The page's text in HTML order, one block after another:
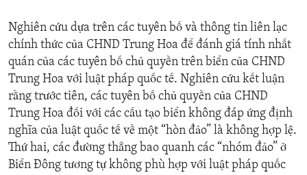
Nghiên cứu dựa trên các tuyên bố và thông tin liên lạc
chính thức của CHND Trung Hoa để đánh giá tính nhất
quán của các tuyên bố chủ quyền trên biển của CHND
Trung Hoa với luật pháp quốc tế. Nghiên cứu kết luận
rằng trước tiên, các tuyên bố chủ quyền của CHND
Trung Hoa đối với các cấu tạo biển không đáp ứng định
nghĩa của luật quốc tế về một “hòn đảo” là không hợp lệ.
Thứ hai, các đường thẳng bao quanh các “nhóm đảo” ở
Biển Đông tương tự không phù hợp với luật pháp quốc